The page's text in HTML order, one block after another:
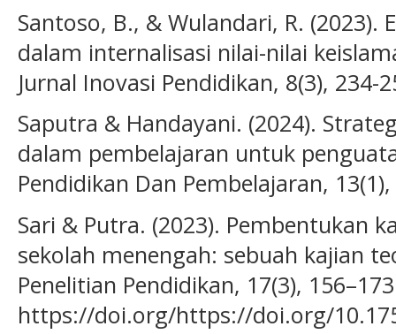
Santoso, B., & Wulandari, R.
dalam internalisasi nilai-nilai
Jurnal Inovasi Pendidikan, 8(3), 234-
Saputra & Handayani. (2024).
dalam pembelajaran untuk
Pendidikan Dan Pembelajaran,
Sari & Putra. (2023). Pembentukan
sekolah menengah: sebuah kajian
Penelitian Pendidikan, 17(3),
https://doi.org/https://doi.org/